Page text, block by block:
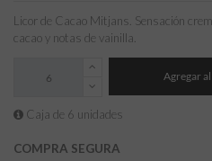
Licor de Cacao Mitjans. Sensación
cacao y notas de vainilla.
Agregar
Caja de 6 unidades
COMPRA SEGURA